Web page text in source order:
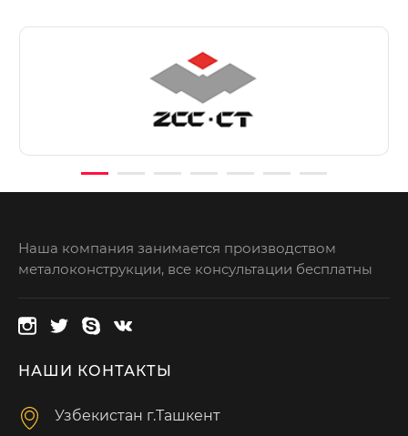
Наша компания занимается производством
металоконструкции, все консультации бесплатны
НАШИ КОНТАКТЫ
Узбекистан г.Ташкент